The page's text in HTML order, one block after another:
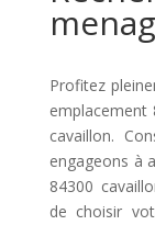
Profitez
emplacement
cavaillon.
engageons à
84300
de choisir